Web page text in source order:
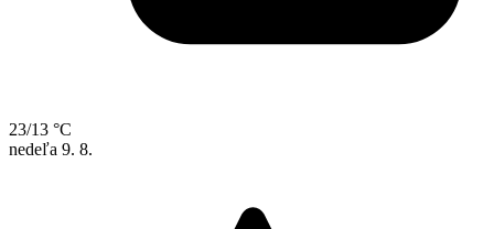
23/13 °C
nedeľa 9. 8.